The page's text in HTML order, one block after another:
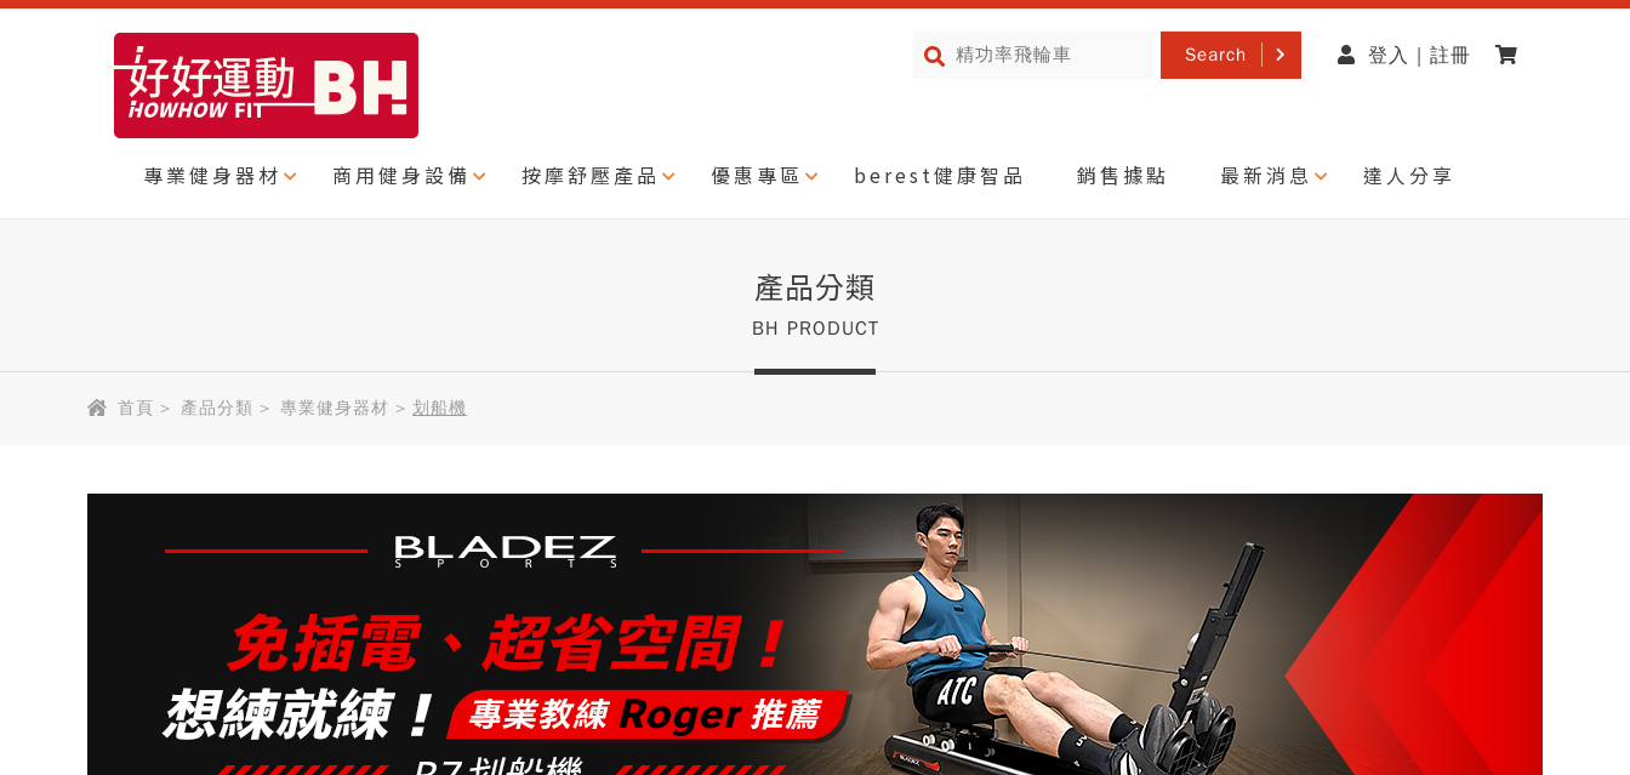
Search 登入 | 註冊
專業健身器材 商用健身設備 按摩舒壓產品 優惠專區 berest健康智品 銷售據點 最新消息 達人分享
產品分類
BH PRODUCT
首頁 > 產品分類 > 專業健身器材 > 划船機